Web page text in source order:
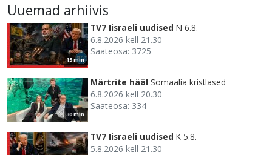
Uuemad arhiivis
15 min
TV7 Iisraeli uudised N 6.8.
6.8.2026 kell 21.30
Saateosa: 3725
30 min
Märtrite hääl Somaalia kristlased
6.8.2026 kell 20.30
Saateosa: 334
TV7 Iisraeli uudised K 5.8.
5.8.2026 kell 21.30